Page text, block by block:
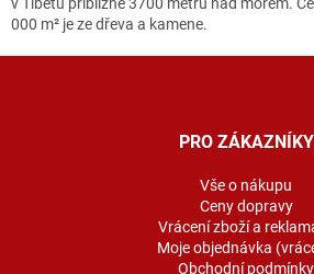
000 m² je ze dřeva a kamene.
PRO ZÁKAZNÍKY
Vše o nákupu
Ceny dopravy
Vrácení zboží a
Moje objednávka
Obchodní podmínky